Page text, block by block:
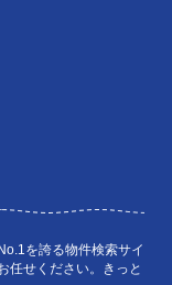
を誇る物件検索サイ
任せください。きっと